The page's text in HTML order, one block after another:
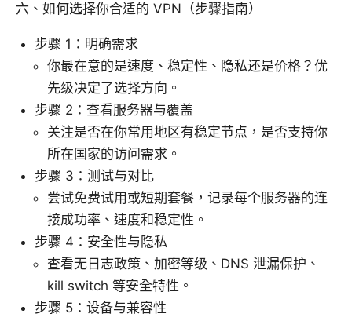
六、如何选择你合适的 VPN（步骤指南）
步骤 1：明确需求
你最在意的是速度、稳定性、隐私还是价格？优
先级决定了选择方向。
步骤 2：查看服务器与覆盖
关注是否在你常用地区有稳定节点，是否支持你
所在国家的访问需求。
步骤 3：测试与对比
尝试免费试用或短期套餐，记录每个服务器的连
接成功率、速度和稳定性。
步骤 4：安全性与隐私
查看无日志政策、加密等级、DNS 泄漏保护、
kill switch 等安全特性。
步骤 5：设备与兼容性